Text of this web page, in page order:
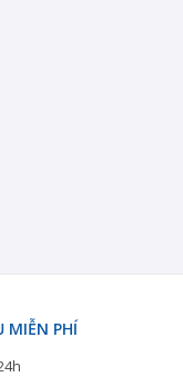
MIỄN PHÍ